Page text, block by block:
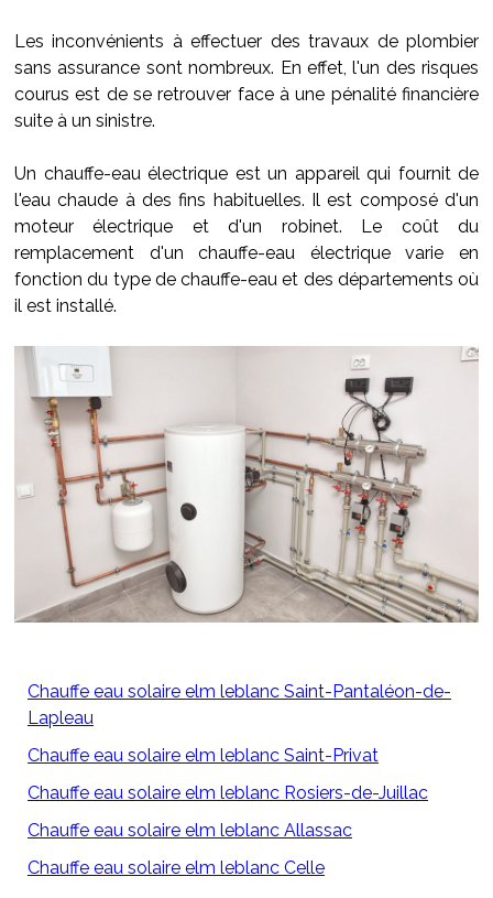
Les inconvénients à effectuer des travaux de plombier
sans assurance sont nombreux. En effet, l'un des risques
courus est de se retrouver face à une pénalité financière
suite à un sinistre.
Un chauffe-eau électrique est un appareil qui fournit de
l'eau chaude à des fins habituelles. Il est composé d'un
moteur électrique et d'un robinet. Le coût du
remplacement d'un chauffe-eau électrique varie en
fonction du type de chauffe-eau et des départements où
il est installé.
Chauffe eau solaire elm leblanc Saint-Pantaléon-de-
Lapleau
Chauffe eau solaire elm leblanc Saint-Privat
Chauffe eau solaire elm leblanc Rosiers-de-Juillac
Chauffe eau solaire elm leblanc Allassac
Chauffe eau solaire elm leblanc Celle